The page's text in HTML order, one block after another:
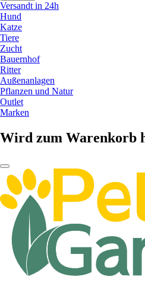
Versandt in 24h
Hund
Katze
Tiere
Zucht
Bauernhof
Ritter
Außenanlagen
Pflanzen und Natur
Outlet
Marken
Wird zum Warenkorb